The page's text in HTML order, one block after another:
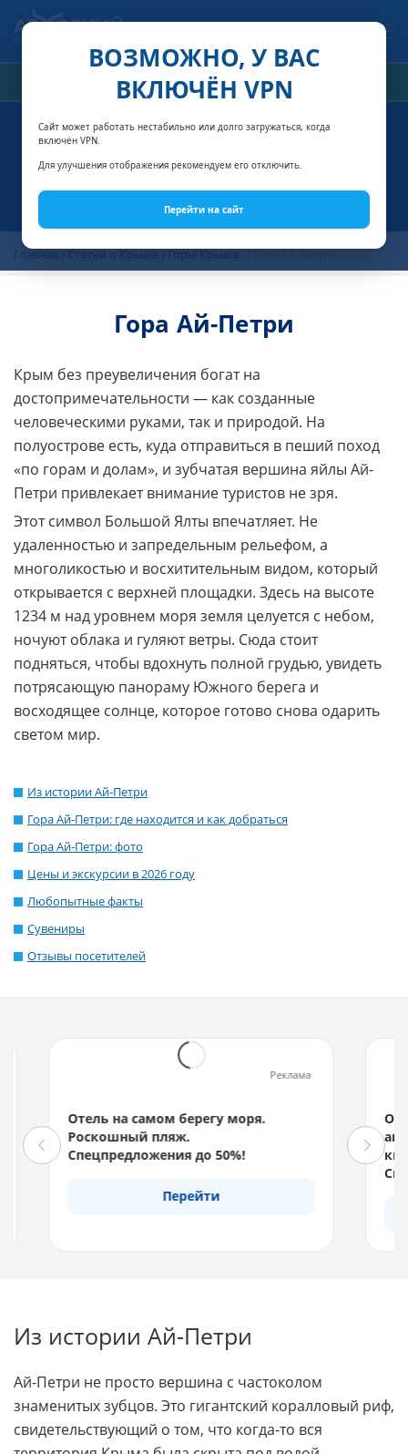
ВОЗМОЖНО, У ВАС
ВКЛЮЧЁН VPN
Сайт может работать нестабильно или долго загружаться, когда
включён VPN.
Для улучшения отображения рекомендуем его отключить.
Перейти на сайт
РАСЧЁТ СТОИМОСТИ
Главная Статьи о Крыме Горы Крыма
Гора Ай-Петри
Крым без преувеличения богат на
достопримечательности — как созданные
человеческими руками, так и природой. На
полуострове есть, куда отправиться в пеший поход
«по горам и долам», и зубчатая вершина яйлы Ай-
Петри привлекает внимание туристов не зря.
Этот символ Большой Ялты впечатляет. Не
удаленностью и запредельным рельефом, а
многоликостью и восхитительным видом, который
открывается с верхней площадки. Здесь на высоте
1234 м над уровнем моря земля целуется с небом,
ночуют облака и гуляют ветры. Сюда стоит
подняться, чтобы вдохнуть полной грудью, увидеть
потрясающую панораму Южного берега и
восходящее солнце, которое готово снова одарить
светом мир.
Из истории Ай-Петри
Гора Ай-Петри: где находится и как добраться
Гора Ай-Петри: фото
Цены и экскурсии в 2026 годy
Любопытные факты
Сувениры
Отзывы посетителей
Реклама
Отель на самом берегу моря.
Спецпредложения до 50%!
Перейти